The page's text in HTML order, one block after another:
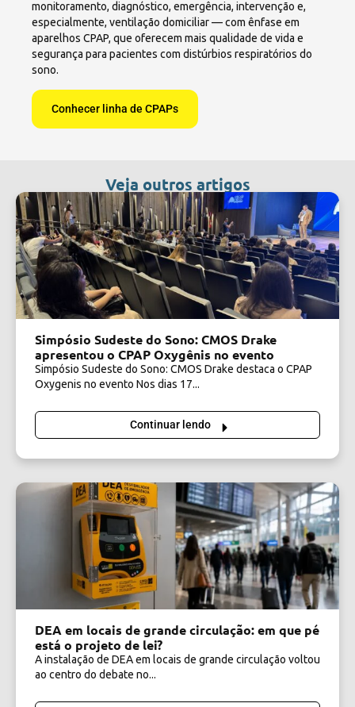
monitoramento, diagnóstico, emergência, intervenção e,
especialmente, ventilação domiciliar — com ênfase em
aparelhos CPAP, que oferecem mais qualidade de vida e
segurança para pacientes com distúrbios respiratórios do
sono.
Conhecer linha de CPAPs
Veja outros artigos
Simpósio Sudeste do Sono: CMOS Drake
apresentou o CPAP Oxygênis no evento
Simpósio Sudeste do Sono: CMOS Drake destaca o CPAP
Oxygenis no evento Nos dias 17...
Continuar lendo
DEA em locais de grande circulação: em que pé
está o projeto de lei?
A instalação de DEA em locais de grande circulação voltou
ao centro do debate no...